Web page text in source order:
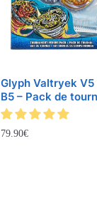
Glyph Valtryek
B5 – Pack de
79.90€